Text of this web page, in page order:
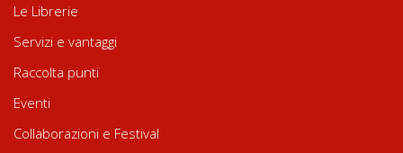
Le Librerie
Servizi e vantaggi
Raccolta punti
Eventi
Collaborazioni e Festival